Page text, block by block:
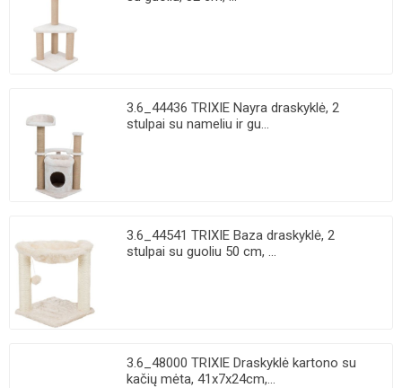
3.6_44436 TRIXIE Nayra draskyklė, 2
stulpai su nameliu ir gu...
3.6_44541 TRIXIE Baza draskyklė, 2
stulpai su guoliu 50 cm, ...
3.6_48000 TRIXIE Draskyklė kartono su
kačių mėta, 41x7x24cm,...